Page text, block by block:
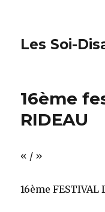
Les Soi-
16ème
RIDEAU
« / »
16ème FESTIVAL